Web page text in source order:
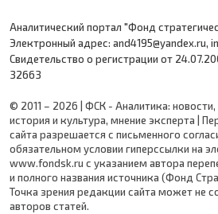
Аналитический портал "Фонд
Электронный адрес: and4195@yandex.ru,
Cвидетельство о регистрации от
32663
© 2011 – 2026 | ФСК - Аналитика:
история и культура, мнение эксперта |
сайта разрешается с письменного
обязательном условии гиперссылки на
www.fondsk.ru с указанием автора
и полного названия источника (Фонд
Точка зрения редакции сайта может не
авторов статей.